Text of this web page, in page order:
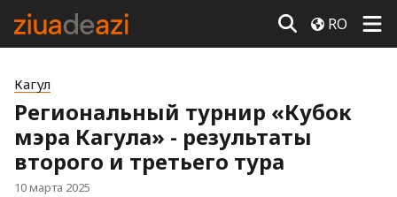
RO
Кагул
Региональный турнир «Кубок
мэра Кагула» - результаты
второго и третьего тура
10 марта 2025